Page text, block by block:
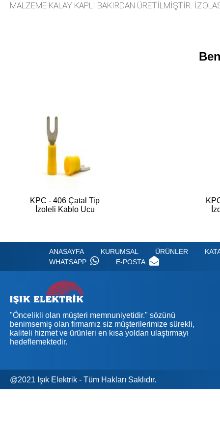
MALZEME KALAY KAPLI BAKIRDAN ÜRETİLMİŞTİR.
KPC - 406 Çatal Tip
İzoleli Kablo Ucu
ANASAYFA KURUMSAL ÜRÜNLER
WHATSAPP
E-POSTA
"Öncelikli olan müşteri memnuniyetidir." sözünü
benimsemiş olan firmamız siz müşterilerimize sürekli,
kaliteli hizmet ve ürünleri en kısa yoldan ulaştırmayı
hedeflemektedir.
@2021 Işık Elektrik - Tüm Hakları Saklıdır.